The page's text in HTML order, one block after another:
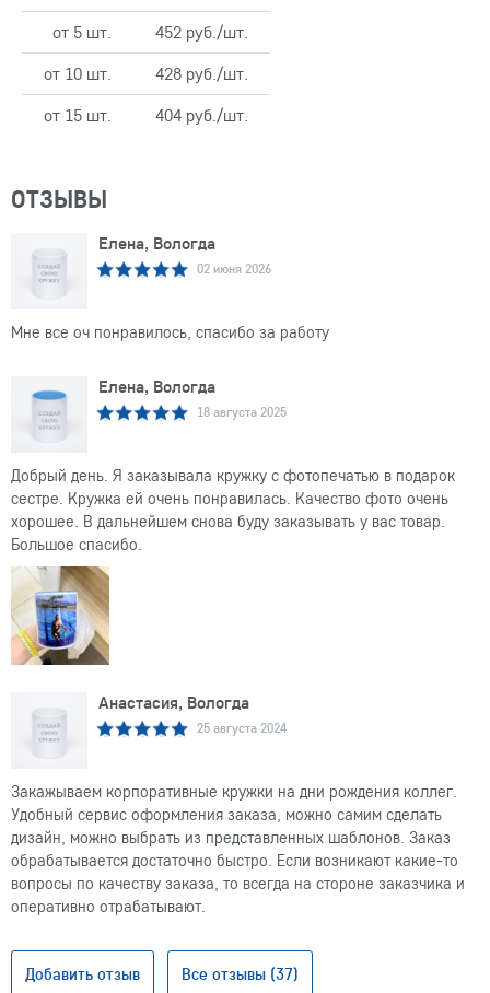
от 5 шт.
452 руб./шт.
от 10 шт.
428 руб./шт.
от 15 шт.
404 руб./шт.
ОТЗЫВЫ
Елена, Вологда
02 июня 2026
Мне все оч понравилось, спасибо за работу
Елена, Вологда
18 августа 2025
Добрый день. Я заказывала кружку с фотопечатью в подарок
сестре. Кружка ей очень понравилась. Качество фото очень
хорошее. В дальнейшем снова буду заказывать у вас товар.
Большое спасибо.
Анастасия, Вологда
25 августа 2024
Закажываем корпоративные кружки на дни рождения коллег.
Удобный сервис оформления заказа, можно самим сделать
дизайн, можно выбрать из представленных шаблонов. Заказ
обрабатывается достаточно быстро. Если возникают какие-то
вопросы по качеству заказа, то всегда на стороне заказчика и
оперативно отрабатывают.
Добавить отзыв Все отзывы (37)